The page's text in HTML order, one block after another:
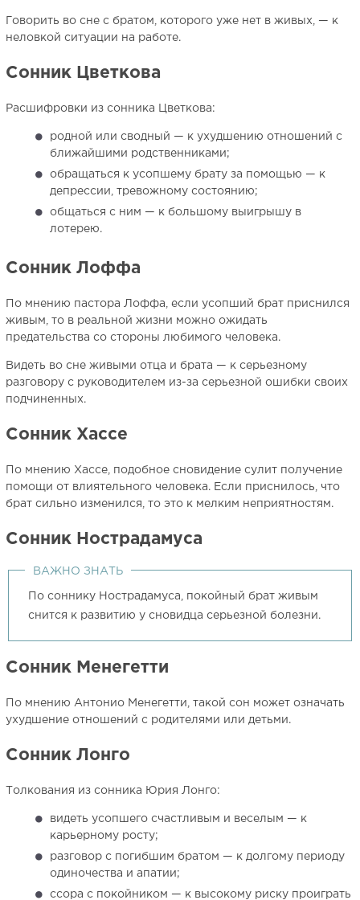
Говорить во сне с братом, которого уже нет в живых, — к
неловкой ситуации на работе.
Сонник Цветкова
Расшифровки из сонника Цветкова:
родной или сводный — к ухудшению отношений с
ближайшими родственниками;
обращаться к усопшему брату за помощью — к
депрессии, тревожному состоянию;
общаться с ним — к большому выигрышу в
лотерею.
Сонник Лоффа
По мнению пастора Лоффа, если усопший брат приснился
живым, то в реальной жизни можно ожидать
предательства со стороны любимого человека.
Видеть во сне живыми отца и брата — к серьезному
разговору с руководителем из-за серьезной ошибки своих
подчиненных.
Сонник Хассе
По мнению Хассе, подобное сновидение сулит получение
помощи от влиятельного человека. Если приснилось, что
брат сильно изменился, то это к мелким неприятностям.
Сонник Нострадамуса
ВАЖНО ЗНАТЬ
По соннику Нострадамуса, покойный брат живым
снится к развитию у сновидца серьезной болезни.
Сонник Менегетти
По мнению Антонио Менегетти, такой сон может означать
ухудшение отношений с родителями или детьми.
Сонник Лонго
Толкования из сонника Юрия Лонго:
видеть усопшего счастливым и веселым — к
карьерному росту;
разговор с погибшим братом — к долгому периоду
одиночества и апатии;
ссора с покойником — к высокому риску проиграть